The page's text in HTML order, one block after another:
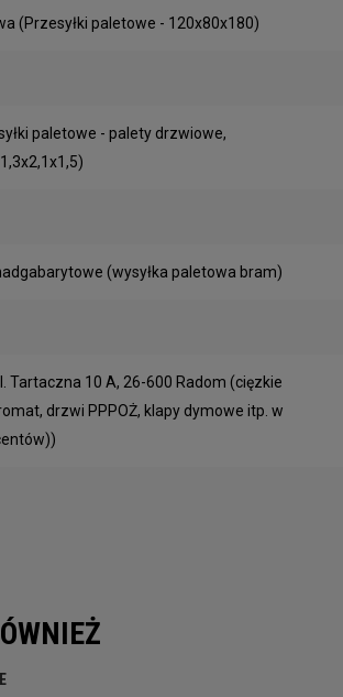
(Przesyłki paletowe - 120x80x180)
paletowe - palety drzwiowe,
(wysyłka paletowa bram)
Tartaczna 10 A, 26-600 Radom (cięzkie
drzwi PPPOŻ, klapy dymowe itp. w